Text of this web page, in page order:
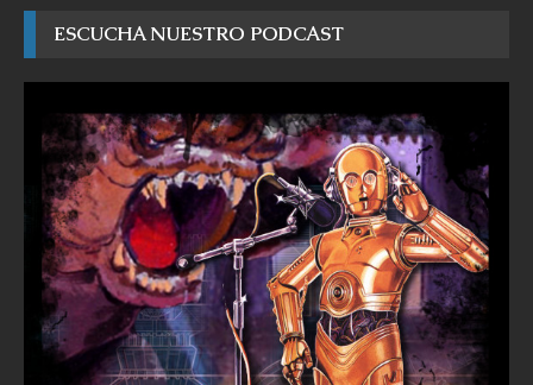
ESCUCHA NUESTRO PODCAST